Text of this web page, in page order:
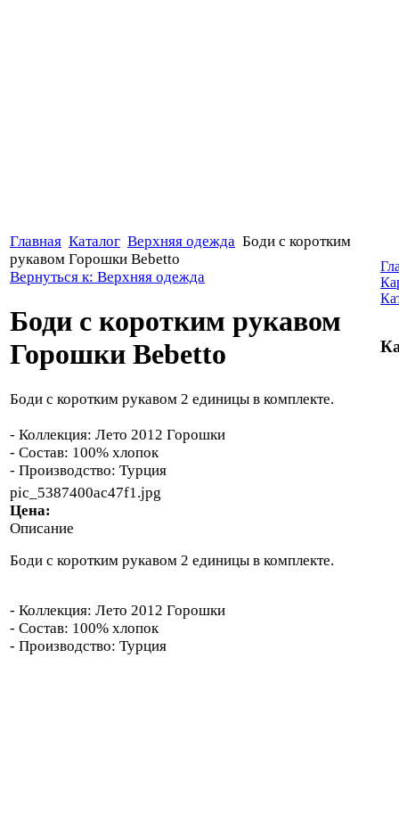
Главная Каталог Верхняя одежда Боди с коротким
рукавом Горошки Bebetto
Вернуться к: Верхняя одежда
Боди с коротким рукавом
Горошки Bebetto
Боди с коротким рукавом 2 единицы в комплекте.
- Коллекция: Лето 2012 Горошки
- Состав: 100% хлопок
- Производство: Турция
pic_5387400ac47f1.jpg
Цена:
Описание
Боди с коротким рукавом 2 единицы в комплекте.
- Коллекция: Лето 2012 Горошки
- Состав: 100% хлопок
- Производство: Турция